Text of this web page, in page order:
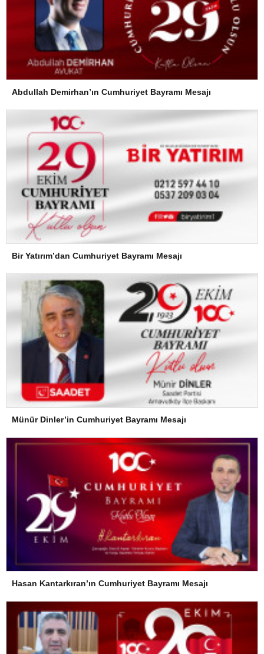
Abdullah Demirhan’ın Cumhuriyet Bayramı Mesajı
Bir Yatırım’dan Cumhuriyet Bayramı Mesajı
Münür Dinler’in Cumhuriyet Bayramı Mesajı
Hasan Kantarkıran’ın Cumhuriyet Bayramı Mesajı